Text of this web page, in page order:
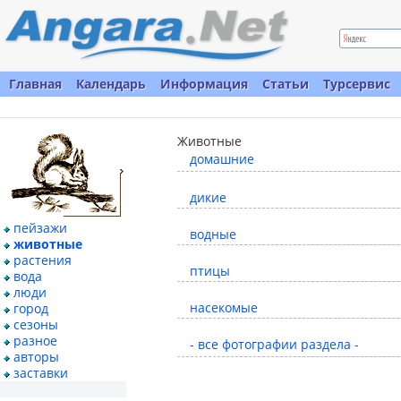
Главная Календарь Информация Статьи Турсервис
пейзажи
животные
растения
вода
люди
город
сезоны
разное
авторы
заставки
Животные
домашние
дикие
водные
птицы
насекомые
- все фотографии раздела -